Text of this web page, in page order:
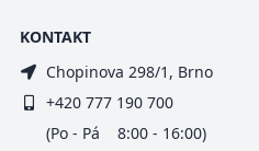
KONTAKT
Chopinova 298/1, Brno
+420 777 190 700
(Po - Pá 8:00 - 16:00)